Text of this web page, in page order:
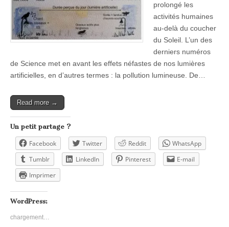
prolongé les
activités humaines
au-delà du coucher
du Soleil. L’un des
derniers numéros
de Science met en avant les effets néfastes de nos lumières
artificielles, en d’autres termes : la pollution lumineuse. De…
Read more →
Un petit partage ?
Facebook Twitter Reddit
WhatsApp
Tumblr
LinkedIn Pinterest
E-mail
Imprimer
WordPress:
chargement…